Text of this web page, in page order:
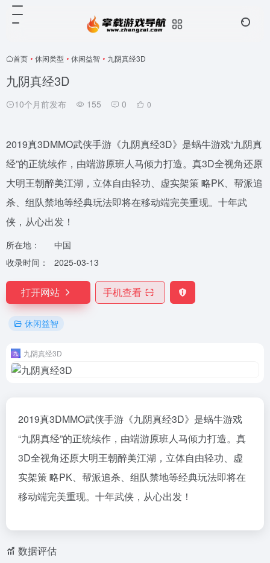
首页 • 休闲类型 • 休闲益智 • 九阴真经3D
九阴真经3D
10个月前发布 155 0 0
2019真3DMMO武侠手游《九阴真经3D》是蜗牛游戏“九阴真
经”的正统续作，由端游原班人马倾力打造。真3D全视角还原
大明王朝醉美江湖，立体自由轻功、虚实架策 略PK、帮派追
杀、组队禁地等经典玩法即将在移动端完美重现。十年武
侠，从心出发！
所在地：
中国
收录时间：
2025-03-13
打开网站 手机查看
休闲益智
九阴真经3D
2019真3DMMO武侠手游《九阴真经3D》是蜗牛游戏
“九阴真经”的正统续作，由端游原班人马倾力打造。真
3D全视角还原大明王朝醉美江湖，立体自由轻功、虚
实架策 略PK、帮派追杀、组队禁地等经典玩法即将在
移动端完美重现。十年武侠，从心出发！
数据评估